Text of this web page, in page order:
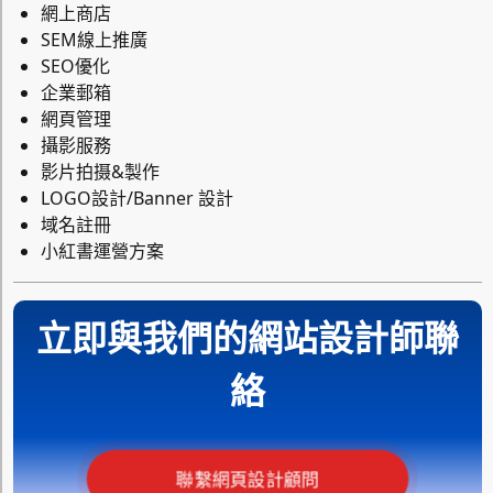
網上商店
SEM線上推廣
SEO優化
企業郵箱
網頁管理
攝影服務
影片拍摄&製作
LOGO設計/Banner 設計
域名註冊
小紅書運營方案
立即與我們的網站設計師聯
絡
聯繫網頁設計顧問